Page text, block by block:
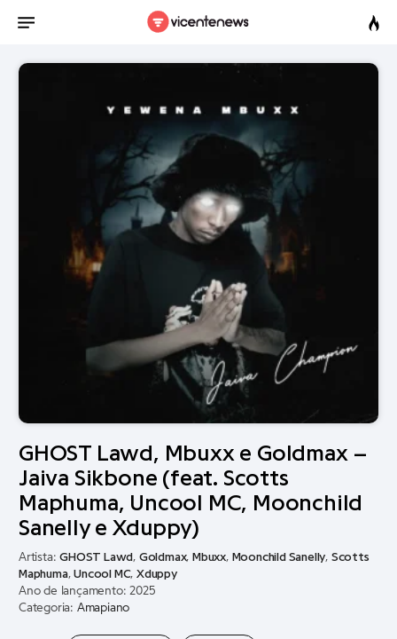
GHOST Lawd, Mbuxx e Goldmax –
Jaiva Sikbone (feat. Scotts
Maphuma, Uncool MC, Moonchild
Sanelly e Xduppy)
Artista:GHOST Lawd, Goldmax, Mbuxx, Moonchild Sanelly, Scotts
Maphuma,Uncool MC,Xduppy
Ano de lançamento: 2025
Categoria: Amapiano